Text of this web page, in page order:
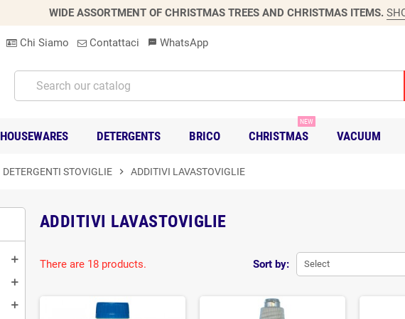
WIDE ASSORTMENT OF CHRISTMAS TREES AND CHRISTMAS ITEMS.
Chi Siamo Contattaci sms WhatsApp
HOUSEWARES DETERGENTS BRICO CHRISTMAS
NEW
VACUUM
DETERGENTI STOVIGLIE chevron_right ADDITIVI LAVASTOVIGLIE
ADDITIVI LAVASTOVIGLIE
Sort by: Select
There are 18 products.